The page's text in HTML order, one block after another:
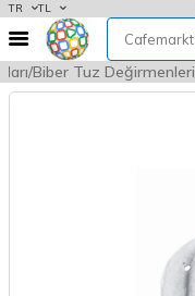
TR TL
Biber Tuz Değirmenleri